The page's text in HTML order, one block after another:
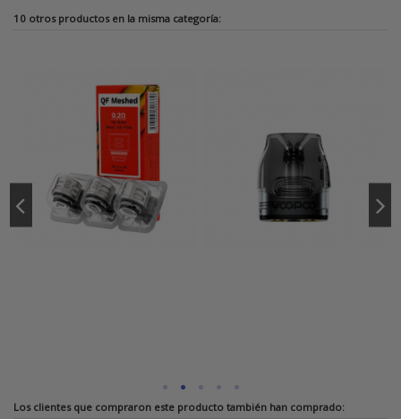
10 otros productos en la misma categoría:
Los clientes que compraron este producto también han comprado: